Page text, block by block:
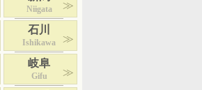
Niigata
石川
Ishikawa
岐阜
Gifu